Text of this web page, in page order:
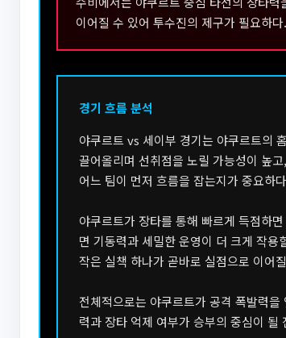
이어질 수 있어 투수진의 제구가 필요하
경기 흐름 분석
야쿠르트 vs 세이부 경기는 야쿠르트의
끌어올리며 선취점을 노릴 가능성이 높
어느 팀이 먼저 흐름을 잡는지가 중요하
야쿠르트가 장타를 통해 빠르게 득점하
면 기동력과 세밀한 운영이 더 크게 작
작은 실책 하나가 곧바로 실점으로 이어
전체적으로는 야쿠르트가 공격 폭발력
력과 장타 억제 여부가 승부의 중심이 될